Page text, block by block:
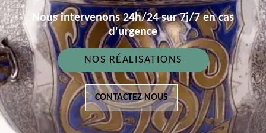
Nous intervenons 24h/24 sur 7j/7 en cas
d'urgence
NOS RÉALISATIONS
CONTACTEZ NOUS